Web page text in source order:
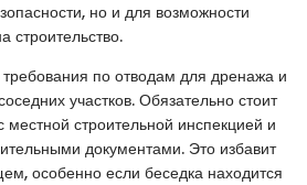
но и для возможности
строительство.
по отводам для дренажа и
участков. Обязательно стоит
местной строительной инспекцией и
документами. Это избавит
особенно если беседка находится